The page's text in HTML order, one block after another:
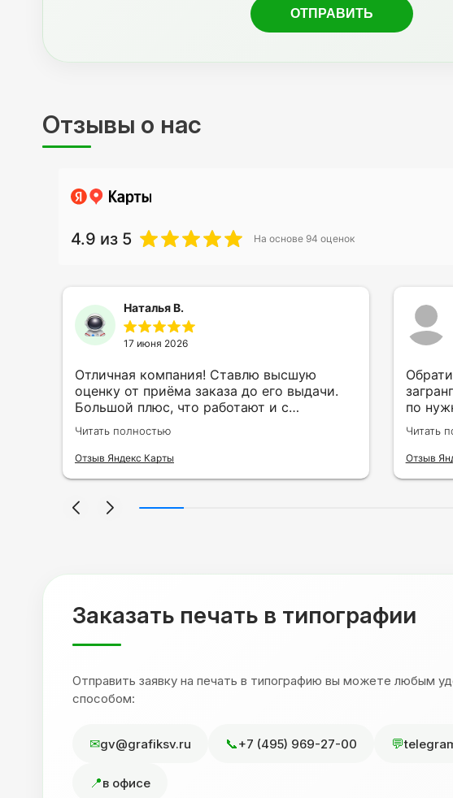
Отзывы о нас
4.9 из 5 На основе 94 оценок
Наталья В.
17 июня 2026
Отличная компания! Ставлю высшую
оценку от приёма заказа до его выдачи.
Большой плюс, что работают и с
индивидуальными заказами. Нелбходимо
было нанести принт на кружку в подарок.
Заказ был исполнен оперативно и ооочень
спасибо Евгении за терпеливость,
Читать полностью
Отзыв Яндекс Карты
по
Читать
Отзыв
Заказать печать в типографии
Отправить заявку на печать в типографию вы можете любым
способом:
gv@grafiksv.ru +7 (495) 969-27-00
в офисе